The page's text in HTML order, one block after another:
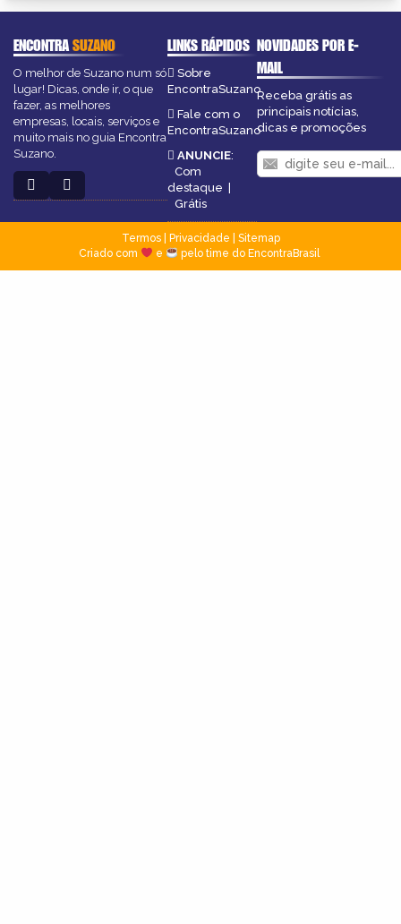
ENCONTRASUZANO
O melhor de Suzano num só
lugar! Dicas, onde ir, o que
fazer, as melhores
empresas, locais, serviços e
muito mais no guia Encontra
Suzano.
LINKS RÁPIDOS
Sobre
EncontraSuzano
Fale com o
EncontraSuzano
ANUNCIE:
Com
destaque
Grátis
NOVIDADES POR E-
MAIL
Receba grátis as
principais notícias,
dicas e promoções
Termos| Privacidade
Sitemap
Criado com
e pelo time do EncontraBrasil